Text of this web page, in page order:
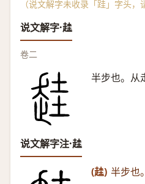
（说文解字未收录「跬」字头，
说文解字·䞨
卷二
半步也。从
说文解字注·䞨
(䞨) 半步也。